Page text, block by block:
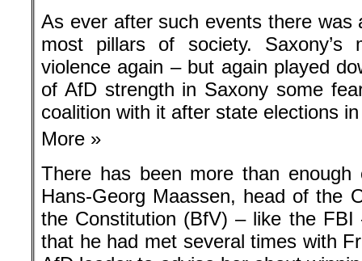
As ever after such events there was
most pillars of society. Saxony’s
violence again – but again played
of AfD strength in Saxony some
coalition with it after state elections
More »
There has been more than enough
Hans-Georg Maassen, head of the
the Constitution (BfV) – like the FBI
that he had met several times with